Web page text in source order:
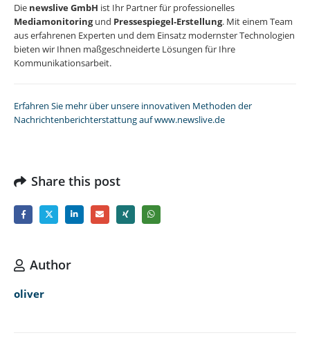
Die newslive GmbH ist Ihr Partner für professionelles
Mediamonitoringund Pressespiegel-Erstellung. Mit einem Team
aus erfahrenen Experten und dem Einsatz modernster Technologien
bieten wir Ihnen maßgeschneiderte Lösungen für Ihre
Kommunikationsarbeit.
Erfahren Sie mehr über unsere innovativen Methoden der
Nachrichtenberichterstattung auf www.newslive.de
Share this post
Author
oliver